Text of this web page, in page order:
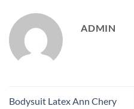
ADMIN
Bodysuit Latex Ann Chery